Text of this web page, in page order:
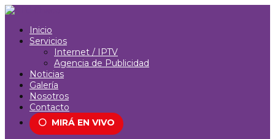
Inicio
Servicios
Internet / IPTV
Agencia de Publicidad
Noticias
Galería
Nosotros
Contacto
⚪ MIRÁ EN VIVO